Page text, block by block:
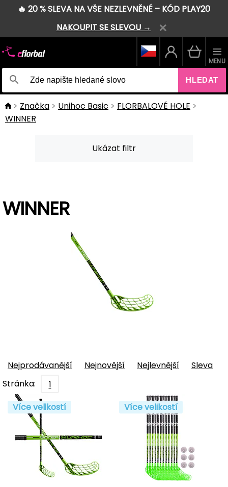
🔥 20 % SLEVA NA VŠE NEZLEVNĚNÉ – KÓD PLAY20
NAKOUPIT SE SLEVOU →
HLEDAT
MENU
Značka Unihoc Basic
FLORBALOVÉ HOLE
WINNER
Ukázat filtr
WINNER
Nejprodávanější Nejnovější Nejlevnější
Sleva
Stránka:
1
Více velikostí
Více velikostí